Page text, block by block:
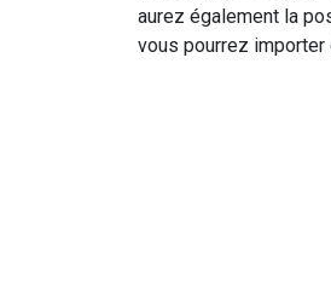
aurez également la
vous pourrez importer